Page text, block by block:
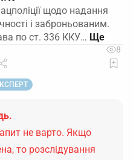
щодо надання
і заброньованим.
по ст. 336 ККУ…
8
не варто. Якщо
то розслідування